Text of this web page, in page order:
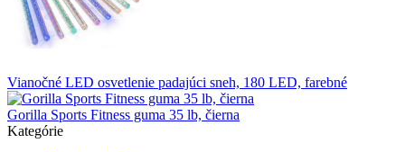
Vianočné LED osvetlenie padajúci sneh, 180 LED, farebné
Gorilla Sports Fitness guma 35 lb, čierna
Kategórie